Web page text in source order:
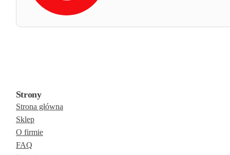
Strony
Strona główna
Sklep
O firmie
FAQ